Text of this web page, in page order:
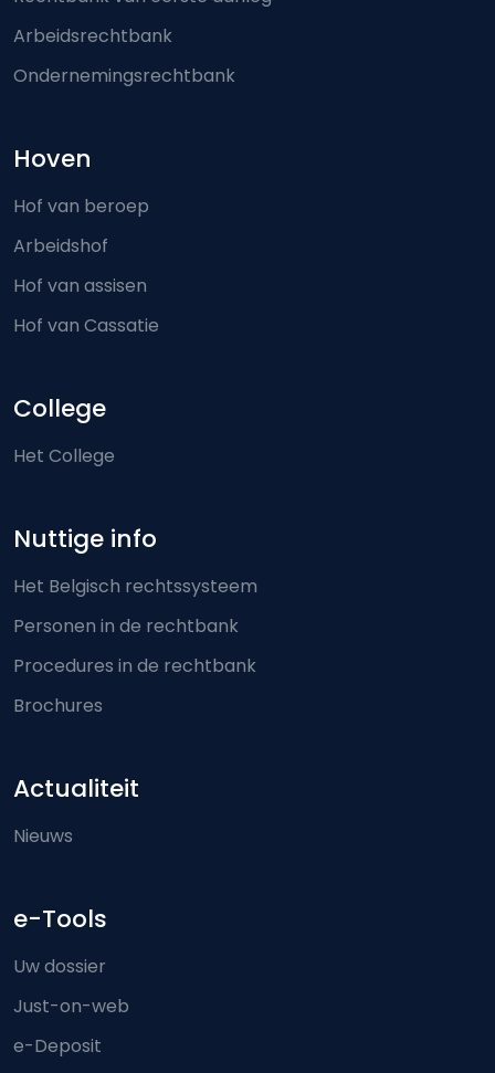
Arbeidsrechtbank
Ondernemingsrechtbank
Hoven
Hof van beroep
Arbeidshof
Hof van assisen
Hof van Cassatie
College
Het College
Nuttige info
Het Belgisch rechtssysteem
Personen in de rechtbank
Procedures in de rechtbank
Brochures
Actualiteit
Nieuws
e-Tools
Uw dossier
Just-on-web
e-Deposit